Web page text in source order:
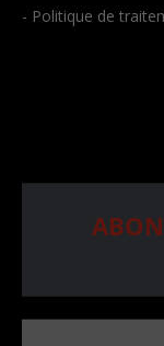
- Politique de